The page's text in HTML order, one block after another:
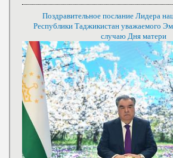
Поздравительное послание Лидера
Республики Таджикистан уважаемого
случаю Дня матери